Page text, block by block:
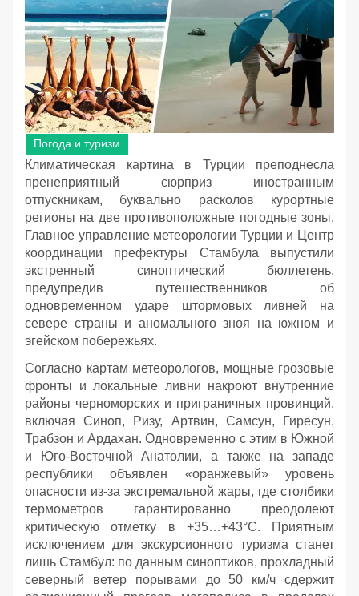
Погода и туризм
Климатическая картина в Турции преподнесла
пренеприятный сюрприз иностранным
отпускникам, буквально расколов курортные
регионы на две противоположные погодные зоны.
Главное управление метеорологии Турции и Центр
координации префектуры Стамбула выпустили
экстренный синоптический бюллетень,
предупредив путешественников об
одновременном ударе штормовых ливней на
севере страны и аномального зноя на южном и
эгейском побережьях.
Согласно картам метеорологов, мощные грозовые
фронты и локальные ливни накроют внутренние
районы черноморских и приграничных провинций,
включая Синоп, Ризу, Артвин, Самсун, Гиресун,
Трабзон и Ардахан. Одновременно с этим в Южной
и Юго-Восточной Анатолии, а также на западе
республики объявлен «оранжевый» уровень
опасности из-за экстремальной жары, где столбики
термометров гарантированно преодолеют
критическую отметку в +35…+43°C. Приятным
исключением для экскурсионного туризма станет
лишь Стамбул: по данным синоптиков, прохладный
северный ветер порывами до 50 км/ч сдержит